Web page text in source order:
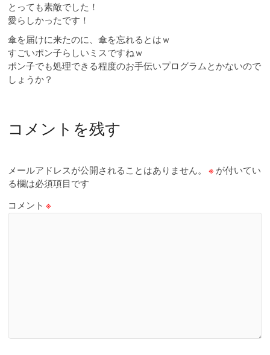
とっても素敵でした！
愛らしかったです！
傘を届けに来たのに、傘を忘れるとはｗ
すごいポン子らしいミスですねｗ
ポン子でも処理できる程度のお手伝いプログラムとかないので
しょうか？
コメントを残す
メールアドレスが公開されることはありません。 ※ が付いてい
る欄は必須項目です
コメント※